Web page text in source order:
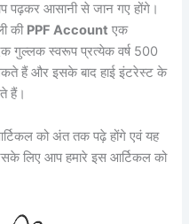
पढ़कर आसानी से जान गए होंगे।
की PPF Account एक
गुल्लक स्वरूप प्रत्येक वर्ष 500
हैं और इसके बाद हाई इंटरेस्ट के
हैं।
को अंत तक पढ़े होंगे एवं यह
लिए आप हमारे इस आर्टिकल को